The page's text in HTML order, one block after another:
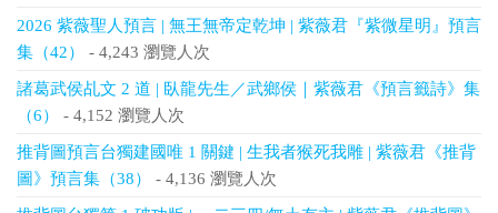
2026 紫薇聖人預言 | 無王無帝定乾坤 | 紫薇君『紫微星明』預言
集（42）
- 4,243 瀏覽人次
諸葛武侯乩文 2 道 | 臥龍先生／武鄉侯｜紫薇君《預言籤詩》集
（6）
- 4,152 瀏覽人次
推背圖預言台獨建國唯 1 關鍵 | 生我者猴死我雕 | 紫薇君《推背
圖》預言集（38）
- 4,136 瀏覽人次